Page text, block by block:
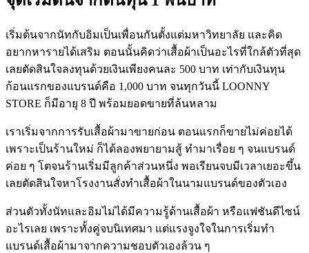
เริ่มต้นจากนัทกับอิมเป็นเพื่อนกันตั้งแต่มหาวิทยาลัย และคิด
อยากหารายได้เสริม ตอนนั้นคิดว่าเสื้อผ้าเป็นอะไรที่ใกล้ตัวที่สุด
เลยตัดสินใจลงทุนด้วยเงินเพียงคนละ 500 บาท เท่ากับเงินทุน
ก้อนแรกของแบรนด์คือ 1,000 บาท จนทุกวันนี้ LOONNY
STORE ก็มีอายุ 8 ปี พร้อมยอดขายที่ล้นหลาม
เราเริ่มจากการรับเสื้อผ้ามาขายก่อน ตอนแรกก็ขายไม่ค่อยได้
เพราะเป็นร้านใหม่ ก็ได้ลองพยายามสู้ ทำมาเรื่อย ๆ จนแบรนด์
ค่อย ๆ โตจนร้านเริ่มมีลูกค้าส่วนหนึ่ง พอเรียนจบมีเวลาเยอะขึ้น
เลยตัดสินใจหาโรงงานสั่งทำเสื้อผ้าในนามแบรนด์ของตัวเอง
ส่วนตัวทั้งนัทและอิมไม่ได้มีความรู้ด้านเสื้อผ้า หรือแฟชันดีไซน์
อะไรเลย เพราะทั้งคู่จบนิเทศมา แต่แรงจูงใจในการเริ่มทำ
แบรนด์เสื้อผ้ามาจากความชอบตัวเองล้วน ๆ